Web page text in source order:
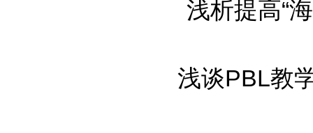
浅析提高“
浅谈PBL教